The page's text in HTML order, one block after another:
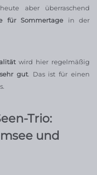
aber überraschend
für Sommertage in der
wird hier regelmäßig
sehr gut. Das ist für einen
Trio:
und